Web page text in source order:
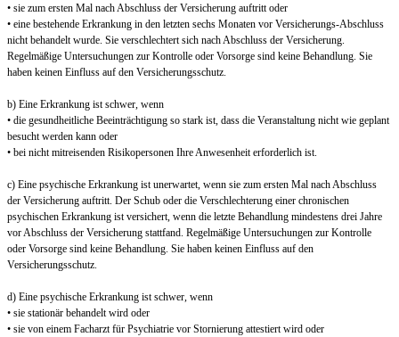
• sie zum ersten Mal nach Abschluss der Versicherung auftritt oder
• eine bestehende Erkrankung in den letzten sechs Monaten vor Versicherungs-Abschluss
nicht behandelt wurde. Sie verschlechtert sich nach Abschluss der Versicherung.
Regelmäßige Untersuchungen zur Kontrolle oder Vorsorge sind keine Behandlung. Sie
haben keinen Einfluss auf den Versicherungsschutz.
b) Eine Erkrankung ist schwer, wenn
• die gesundheitliche Beeinträchtigung so stark ist, dass die Veranstaltung nicht wie geplant
besucht werden kann oder
• bei nicht mitreisenden Risikopersonen Ihre Anwesenheit erforderlich ist.
c) Eine psychische Erkrankung ist unerwartet, wenn sie zum ersten Mal nach Abschluss
der Versicherung auftritt. Der Schub oder die Verschlechterung einer chronischen
psychischen Erkrankung ist versichert, wenn die letzte Behandlung mindestens drei Jahre
vor Abschluss der Versicherung stattfand. Regelmäßige Untersuchungen zur Kontrolle
oder Vorsorge sind keine Behandlung. Sie haben keinen Einfluss auf den
Versicherungsschutz.
d) Eine psychische Erkrankung ist schwer, wenn
• sie stationär behandelt wird oder
• sie von einem Facharzt für Psychiatrie vor Stornierung attestiert wird oder